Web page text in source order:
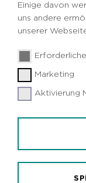
Einige davon
uns andere
unserer
Marketing
Aktivierung
Zurück
Veganes
Metropole
Metropole
und